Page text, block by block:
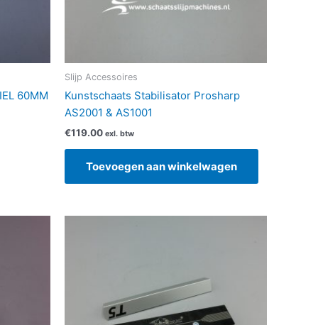
60MM
Slijp Accessoires
Kunstschaats Stabilisator Prosharp
AS2001 & AS1001
€119.00 exl. btw
Toevoegen aan winkelwagen